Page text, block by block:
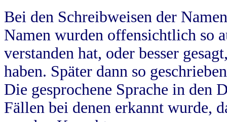
Bei den Schreibweisen der
Namen wurden offensichtlich so
verstanden hat, oder besser
haben. Später dann so
Die gesprochene Sprache in
Fällen bei denen erkannt wurde,